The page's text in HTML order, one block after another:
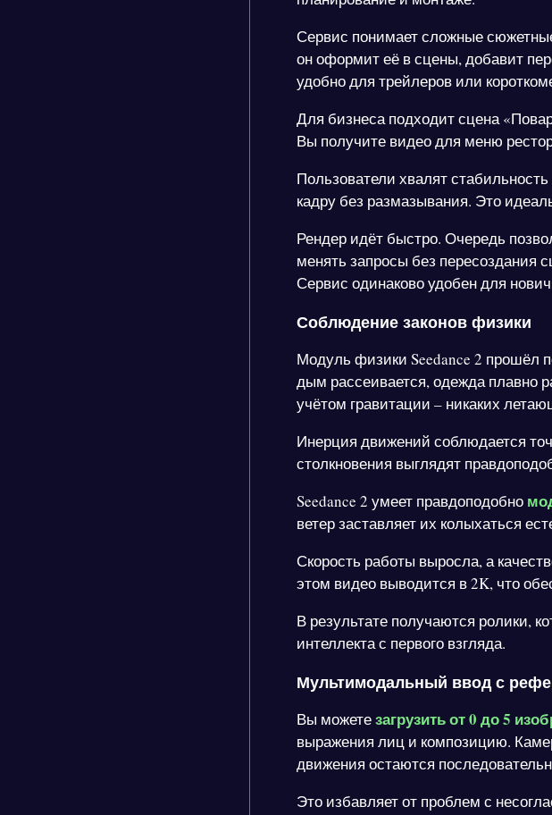
Сервис понимает сложные
он оформит её в сцены, добавит
удобно для трейлеров или
Для бизнеса подходит сцена
Вы получите видео для меню
Пользователи хвалят
кадру без размазывания. Это
Рендер идёт быстро. Очередь
менять запросы без пересоздания
Сервис одинаково удобен для
Соблюдение законов физики
Модуль физики Seedance 2 прошёл
дым рассеивается, одежда плавно
учётом гравитации – никаких
Инерция движений соблюдается
столкновения выглядят
Seedance 2 умеет правдоподобно
ветер заставляет их колыхаться
Скорость работы выросла, а
этом видео выводится в 2K, что
В результате получаются ролики,
интеллекта с первого взгляда.
Мультимодальный ввод с
Вы можетезагрузить от 0 до 5
выражения лиц и композицию.
движения остаются
Это избавляет от проблем с